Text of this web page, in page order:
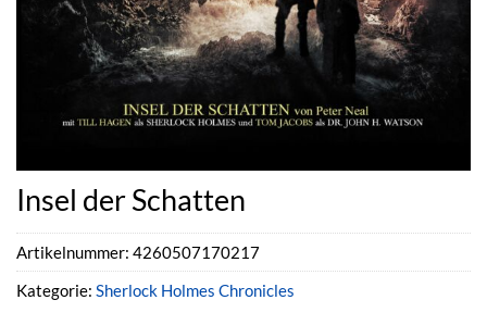
Insel der Schatten
Artikelnummer: 4260507170217
Kategorie: Sherlock Holmes Chronicles